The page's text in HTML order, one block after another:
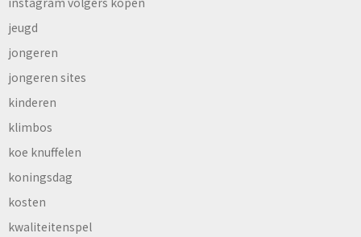
jeugd
jongeren
jongeren sites
kinderen
klimbos
koe knuffelen
koningsdag
kosten
kwaliteitenspel